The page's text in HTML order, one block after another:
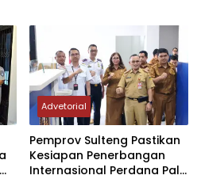
Advetorial
Pemprov Sulteng Pastikan
Kesiapan Penerbangan
Internasional Perdana Palu